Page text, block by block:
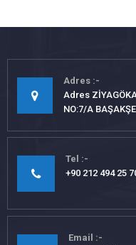
Adres
Adres
NO:7/A
Tel
+90 212 494 25
Email